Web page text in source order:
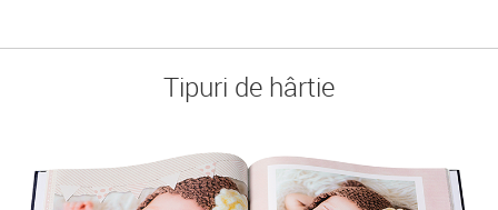
Tipuri de hârtie